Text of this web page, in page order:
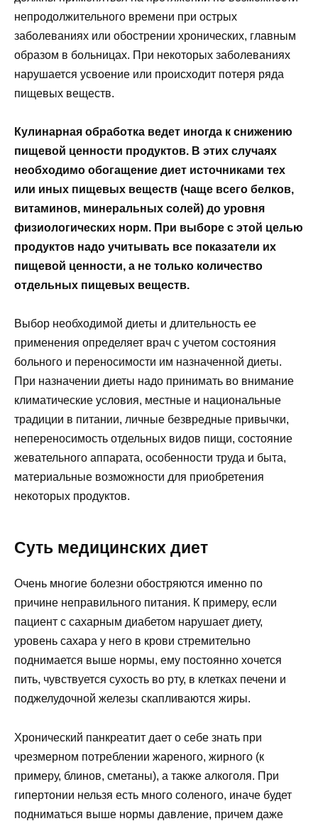
непродолжительного времени при острых
заболеваниях или обострении хронических, главным
образом в больницах. При некоторых заболеваниях
нарушается усвоение или происходит потеря ряда
пищевых веществ.
Кулинарная обработка ведет иногда к снижению
пищевой ценности продуктов. В этих случаях
необходимо обогащение диет источниками тех
или иных пищевых веществ (чаще всего белков,
витаминов, минеральных солей) до уровня
физиологических норм. При выборе с этой целью
продуктов надо учитывать все показатели их
пищевой ценности, а не только количество
отдельных пищевых веществ.
Выбор необходимой диеты и длительность ее
применения определяет врач с учетом состояния
больного и переносимости им назначенной диеты.
При назначении диеты надо принимать во внимание
климатические условия, местные и национальные
традиции в питании, личные безвредные привычки,
непереносимость отдельных видов пищи, состояние
жевательного аппарата, особенности труда и быта,
материальные возможности для приобретения
некоторых продуктов.
Суть медицинских диет
Очень многие болезни обостряются именно по
причине неправильного питания. К примеру, если
пациент с сахарным диабетом нарушает диету,
уровень сахара у него в крови стремительно
поднимается выше нормы, ему постоянно хочется
пить, чувствуется сухость во рту, в клетках печени и
поджелудочной железы скапливаются жиры.
Хронический панкреатит дает о себе знать при
чрезмерном потреблении жареного, жирного (к
примеру, блинов, сметаны), а также алкоголя. При
гипертонии нельзя есть много соленого, иначе будет
подниматься выше нормы давление, причем даже